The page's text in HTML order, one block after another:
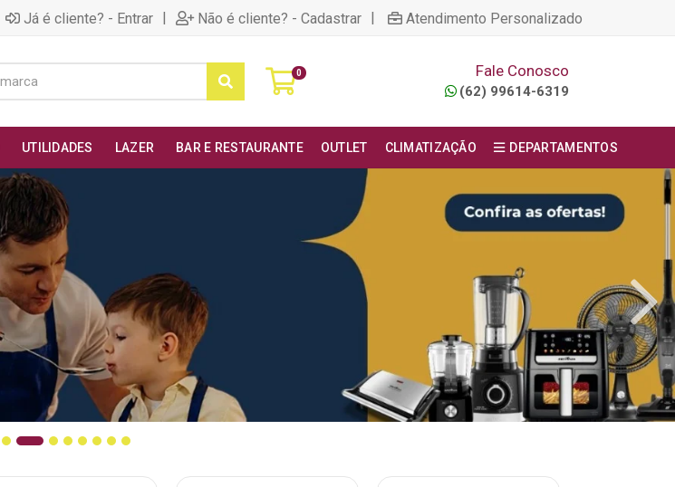
Já é cliente? - Entrar | Não é cliente? - Cadastrar | Atendimento Personalizado
0 Fale Conosco
(62) 99614-6319
UTILIDADES LAZER BAR E RESTAURANTE OUTLET CLIMATIZAÇÃO DEPARTAMENTOS